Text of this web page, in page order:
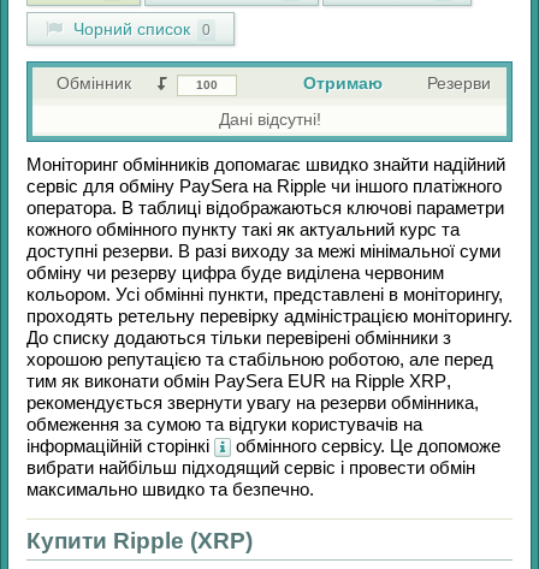
Чорний список 0
Обмінник Отримаю
Резерви
Дані відсутні!
Моніторинг обмінників допомагає швидко знайти надійний
сервіс для обміну PaySera на Ripple чи іншого платіжного
оператора. В таблиці відображаються ключові параметри
кожного обмінного пункту такі як актуальний курс та
доступні резерви. В разі виходу за межі мінімальної суми
обміну чи резерву цифра буде виділена червоним
кольором. Усі обмінні пункти, представлені в моніторингу,
проходять ретельну перевірку адміністрацією моніторингу.
До списку додаються тільки перевірені обмінники з
хорошою репутацією та стабільною роботою, але перед
тим як виконати обмін PaySera EUR на Ripple XRP,
рекомендується звернути увагу на резерви обмінника,
обмеження за сумою та відгуки користувачів на
інформаційній сторінкі
обмінного сервісу. Це допоможе
вибрати найбільш підходящий сервіс і провести обмін
максимально швидко та безпечно.
Купити Ripple (XRP)